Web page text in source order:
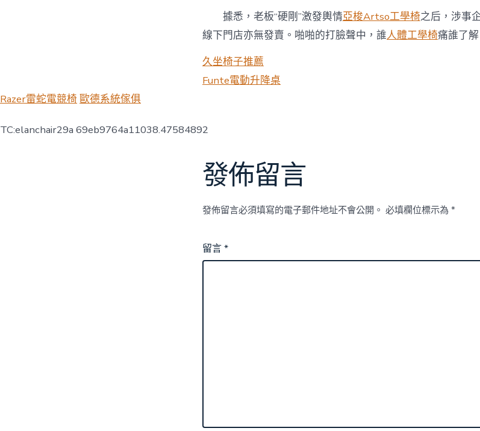
據悉，老板“硬剛”激發輿情亞梭Artso工學椅之后，涉事
線下門店亦無發賣。啪啪的打臉聲中，誰人體工學椅痛誰了解
久坐椅子推薦
Funte電動升降桌
Razer雷蛇電競椅 歐德系統傢俱
TC:elanchair29a 69eb9764a11038.47584892
發佈留言
發佈留言必須填寫的電子郵件地址不會公開。 必填欄位標示為 *
留言*